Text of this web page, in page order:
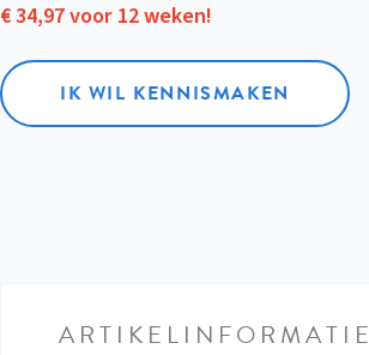
€ 34,97 voor 12 weken!
IK WIL KENNISMAKEN
ARTIKELINFORMATIE